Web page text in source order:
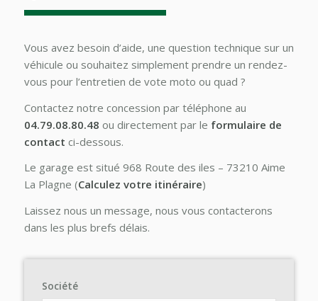
Vous avez besoin d’aide, une question technique sur un
véhicule ou souhaitez simplement prendre un rendez-
vous pour l’entretien de vote moto ou quad ?
Contactez notre concession par téléphone au
04.79.08.80.48 ou directement par le formulaire de
contact ci-dessous.
Le garage est situé 968 Route des iles – 73210 Aime
La Plagne (Calculez votre itinéraire)
Laissez nous un message, nous vous contacterons
dans les plus brefs délais.
Société